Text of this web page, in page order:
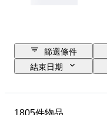
篩選條件
結束日期
狀態
1805件物品